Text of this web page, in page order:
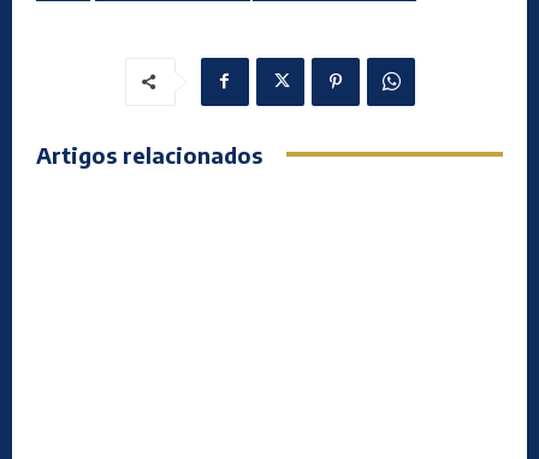
Artigos relacionados